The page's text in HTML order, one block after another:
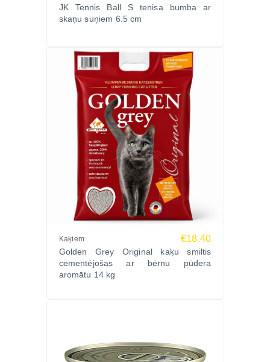
JK Tennis Ball S tenisa bumba ar
skaņu suņiem 6.5 cm
Kaķiem €18.40
Golden Grey Original kaķu smiltis
cementējošas ar bērnu pūdera
aromātu 14 kg